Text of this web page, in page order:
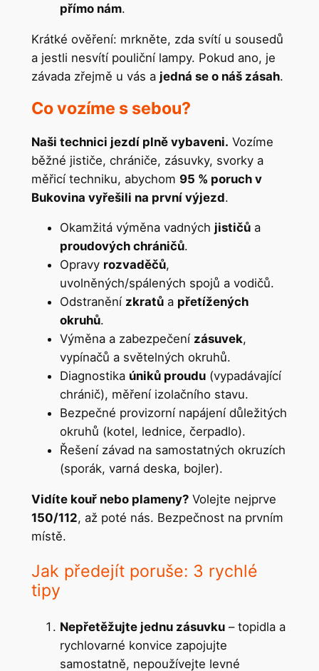
přímo nám.
Krátké ověření: mrkněte, zda svítí u sousedů
a jestli nesvítí pouliční lampy. Pokud ano, je
závada zřejmě u vás a jedná se o náš zásah.
Co vozíme s sebou?
Naši technici jezdí plně vybaveni. Vozíme
běžné jističe, chrániče, zásuvky, svorky a
měřicí techniku, abychom 95 % poruch v
Bukovina vyřešili na první výjezd.
Okamžitá výměna vadných jističůa
proudových chráničů.
Opravy rozvaděčů,
uvolněných/spálených spojů a vodičů.
Odstranění zkratůa přetížených
okruhů.
Výměna a zabezpečení zásuvek,
vypínačů a světelných okruhů.
Diagnostika úniků proudu(vypadávající
chránič), měření izolačního stavu.
Bezpečné provizorní napájení důležitých
okruhů (kotel, lednice, čerpadlo).
Řešení závad na samostatných okruzích
(sporák, varná deska, bojler).
Vidíte kouř nebo plameny?Volejte nejprve
150/112, až poté nás. Bezpečnost na prvním
místě.
Jak předejít poruše: 3 rychlé
tipy
Nepřetěžujte jednu zásuvku– topidla a
rychlovarné konvice zapojujte
samostatně, nepoužívejte levné